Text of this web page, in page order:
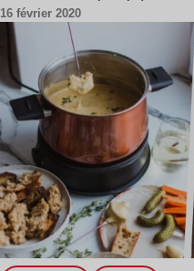
16 février 2020